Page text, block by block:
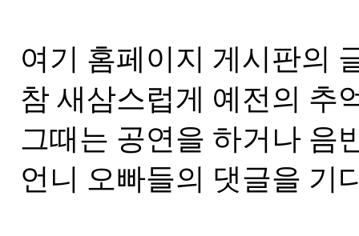
여기 홈페이지 게시판의
참 새삼스럽게 예전의 추
그때는 공연을 하거나 음
언니 오빠들의 댓글을 기